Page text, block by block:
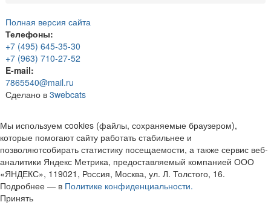
Полная версия сайта
Телефоны:
+7 (495) 645-35-30
+7 (963) 710-27-52
E-mail:
7865540@mail.ru
Сделано в 3webcats
Мы используем cookies (файлы, сохраняемые браузером),
которые помогают сайту работать стабильнее и
позволяютсобирать статистику посещаемости, а также сервис веб-
аналитики Яндекс Метрика, предоставляемый компанией ООО
«ЯНДЕКС», 119021, Россия, Москва, ул. Л. Толстого, 16.
Подробнее — в Политике конфиденциальности.
Принять